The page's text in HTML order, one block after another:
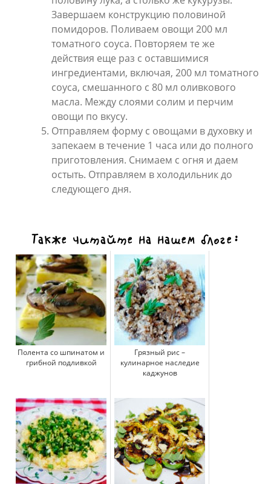
Завершаем конструкцию половиной
помидоров. Поливаем овощи 200 мл
томатного соуса. Повторяем те же
действия еще раз с оставшимися
ингредиентами, включая, 200 мл томатного
соуса, смешанного с 80 мл оливкового
масла. Между слоями солим и перчим
овощи по вкусу.
Отправляем форму с овощами в духовку и
запекаем в течение 1 часа или до полного
приготовления. Снимаем с огня и даем
остыть. Отправляем в холодильник до
следующего дня.
Также читайте на нашем блоге:
Полента со шпинатом и
грибной подливкой
Грязный рис –
кулинарное наследие
каджунов